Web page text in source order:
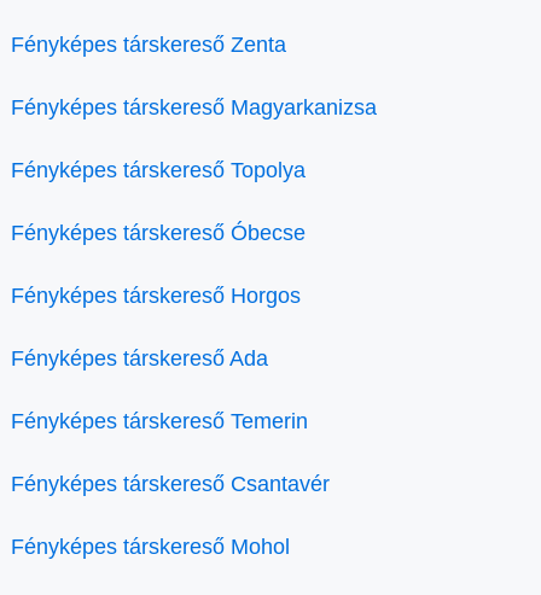
Fényképes társkereső Zenta
Fényképes társkereső Magyarkanizsa
Fényképes társkereső Topolya
Fényképes társkereső Óbecse
Fényképes társkereső Horgos
Fényképes társkereső Ada
Fényképes társkereső Temerin
Fényképes társkereső Csantavér
Fényképes társkereső Mohol